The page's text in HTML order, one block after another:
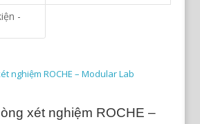
-
xét nghiệm ROCHE –